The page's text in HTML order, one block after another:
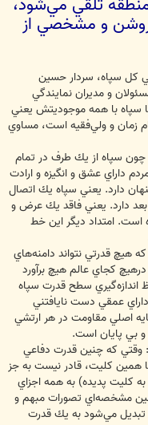
روشن و مشخصي از
كل سپاه، سردار حسين
و مديران‌ نمايندگي‌
سپاه‌ با همه‌ موجوديتش‌ يعني‌
زمان‌ و ولي‌فقيه‌ است، مساوي‌
سپاه‌ از يك‌ طرف‌ در تمام‌
داراي‌ عشق‌ و انگيزه‌ و ارادت‌
دارد. يعني‌ سپاه‌ يك‌ اتصال‌
بعد دارد. يعني‌ فاقد يك‌ عرض‌ و
است. امتداد ديگر اين‌ خط‌
هيچ‌ قدرتي‌ نتواند دامنه‌هاي‌
كجاي‌ عالم‌ هيچ‌ برآورد
سطح‌ قدرت‌ سپاه
عمقي‌ دست‌ نايافتني‌
اصلي‌ مقاومت‌ در هر ارتشي‌
بي‌ پايان‌ است.
وقتي‌ كه‌ چنين‌ قدرت‌ دفاعي‌
كليت، قادر نيست‌ به‌ جز
به‌ كليت‌ پديده) به‌ همه‌ اجزاي‌
مشخصه‌اي‌ تصورات‌ مبهم‌ و
مي‌شود به‌ يك‌ قدرت‌